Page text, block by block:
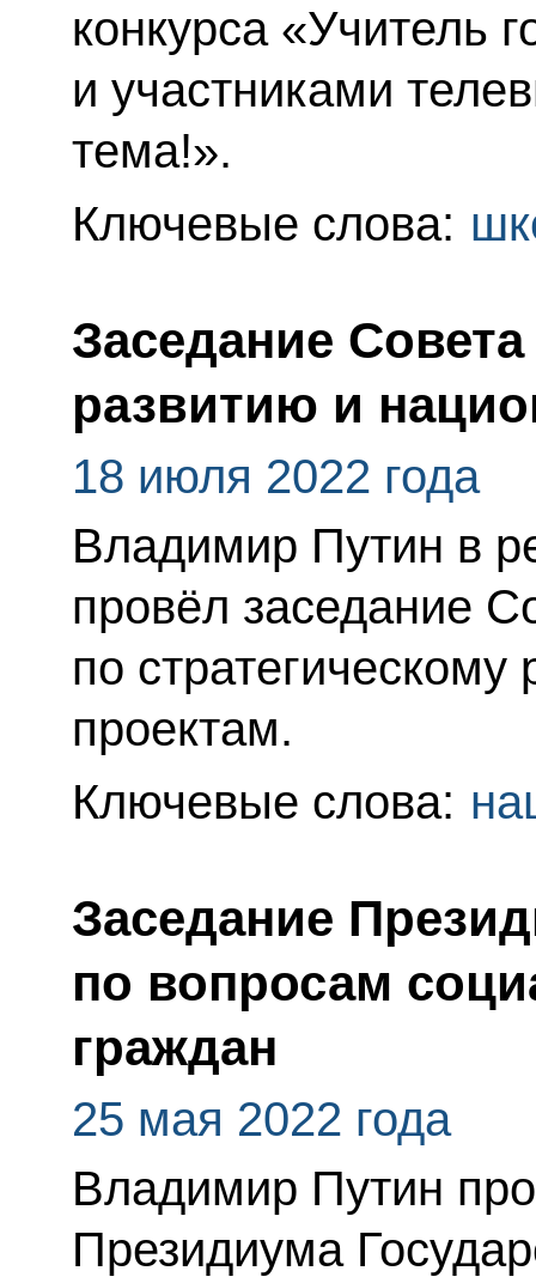
конкурса «Учитель
и участниками
тема!».
Ключевые слова:
Заседание
развитию и
18 июля 2022 года
Владимир Путин в
провёл заседание
по
проектам.
Ключевые слова:
Заседание
по вопросам
граждан
25 мая 2022 года
Владимир Путин
Президиума